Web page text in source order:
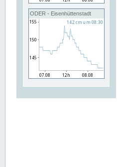
ODER - Eisenhüttenstadt